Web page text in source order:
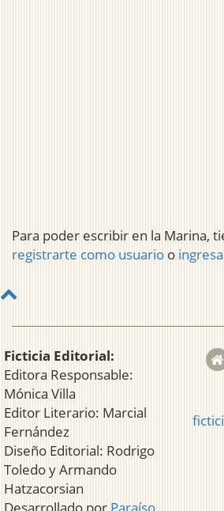
Para poder escribir en la Marina,
registrarte como usuario o ingresa
Ficticia Editorial:
Editora Responsable:
Mónica Villa
Editor Literario: Marcial
Fernández
Diseño Editorial: Rodrigo
Toledo y Armando
Hatzacorsian